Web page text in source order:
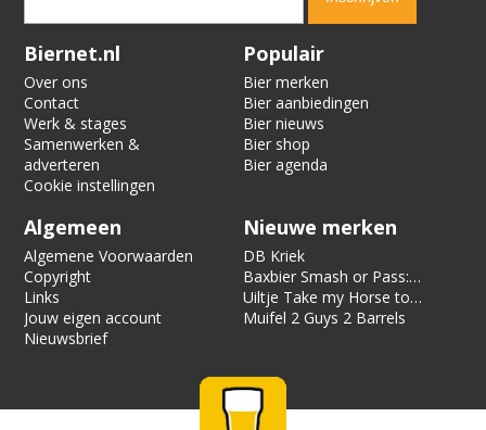
Verification code:
Biernet.nl
Over ons
Contact
Werk & stages
Samenwerken &
adverteren
Cookie instellingen
Populair
Bier merken
Bier aanbiedingen
Bier nieuws
Bier shop
Bier agenda
Algemeen
Algemene Voorwaarden
Copyright
Links
Jouw eigen account
Nieuwsbrief
Nieuwe merken
DB Kriek
Baxbier Smash or Pass:
Strata
Uiltje Take my Horse to
the Hotel Room
Muifel 2 Guys 2 Barrels